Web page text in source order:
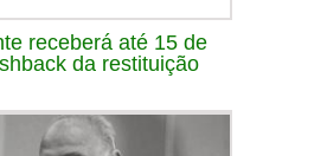
receberá até 15 de
da restituição